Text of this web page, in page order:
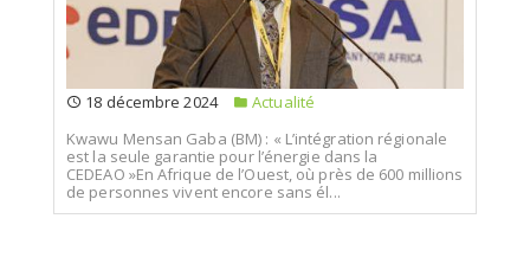
18 décembre 2024
Actualité
Kwawu Mensan Gaba (BM) : « L’intégration régionale
est la seule garantie pour l’énergie dans la
CEDEAO »En Afrique de l’Ouest, où près de 600 millions
de personnes vivent encore sans él...